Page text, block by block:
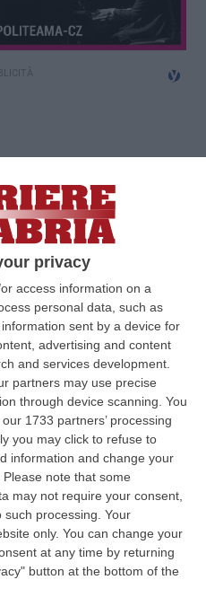
privacy
access information on a
personal data, such as
sent by a device for
advertising and content
and services development.
partners may use precise
through device scanning. You
1733 partners’ processing
you may click to refuse to
information and change your
Please note that some
may not require your consent,
processing. Your
only. You can change your
at any time by returning
button at the bottom of the
il nuovo sindaco di
Dopo un lungo testa a
Raffaele Falbo,
“RipartiAmo